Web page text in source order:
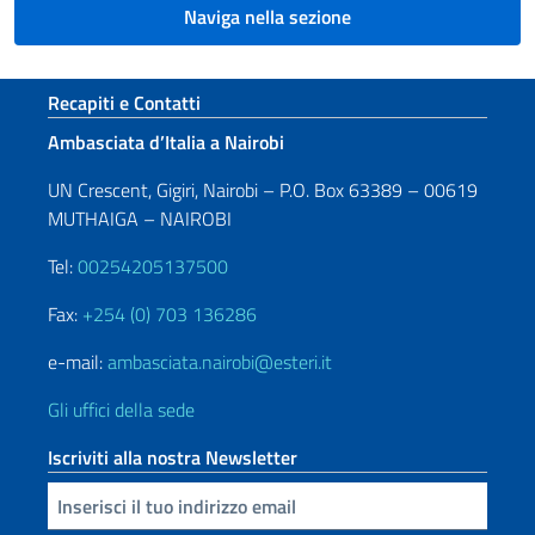
Naviga nella sezione
Sezione footer
Recapiti e Contatti
Ambasciata d’Italia a Nairobi
UN Crescent, Gigiri, Nairobi – P.O. Box 63389 – 00619
MUTHAIGA – NAIROBI
Tel:00254205137500
Fax: +254 (0) 703 136286
e-mail:ambasciata.nairobi@esteri.it
Gli uffici della sede
Iscriviti alla nostra Newsletter
Inserisci la tua email